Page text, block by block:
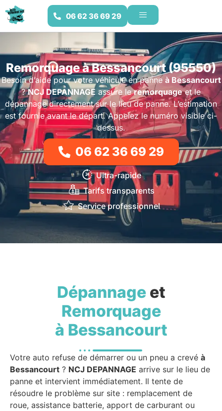
06 62 36 69 29
Remorquage à Bessancourt (95550)
Besoin d’aide pour votre véhicule en panne à Bessancourt
?NCJ DEPANNAGE assure leremorquageet le
dépannage directement sur le lieu de panne. L’estimation
est fournie avant le départ. Appelez le numéro visible ci-
dessus.
06 62 36 69 29
Ultra-rapide
Tarifs transparents
Service professionnel
Dépannageet
Remorquage
à Bessancourt
Votre auto refuse de démarrer ou un pneu a crevé à
Bessancourt ? NCJ DEPANNAGE arrive sur le lieu de
panne et intervient immédiatement. Il tente de
résoudre le problème sur site : remplacement de
roue, assistance batterie, apport de carburant ou